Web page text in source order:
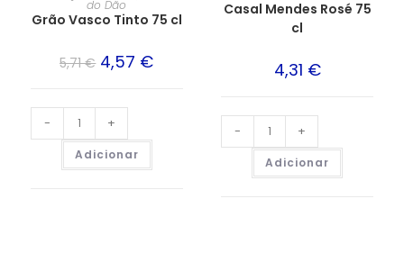
do Dão
Grão Vasco Tinto 75 cl
5,71€ 4,57 €
- +
Adicionar
Casal Mendes Rosé 75
cl
4,31 €
- +
Adicionar